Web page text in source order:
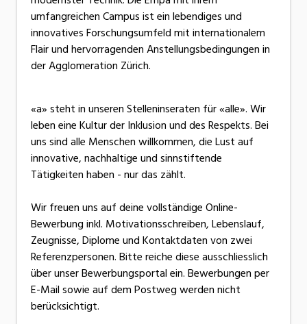
umfangreichen Campus ist ein lebendiges und
innovatives Forschungsumfeld mit internationalem
Flair und hervorragenden Anstellungsbedingungen in
der Agglomeration Zürich.
«a» steht in unseren Stelleninseraten für «alle». Wir
leben eine Kultur der Inklusion und des Respekts. Bei
uns sind alle Menschen willkommen, die Lust auf
innovative, nachhaltige und sinnstiftende
Tätigkeiten haben - nur das zählt.
Wir freuen uns auf deine vollständige Online-
Bewerbung inkl. Motivationsschreiben, Lebenslauf,
Zeugnisse, Diplome und Kontaktdaten von zwei
Referenzpersonen. Bitte reiche diese ausschliesslich
über unser Bewerbungsportal ein. Bewerbungen per
E-Mail sowie auf dem Postweg werden nicht
berücksichtigt.